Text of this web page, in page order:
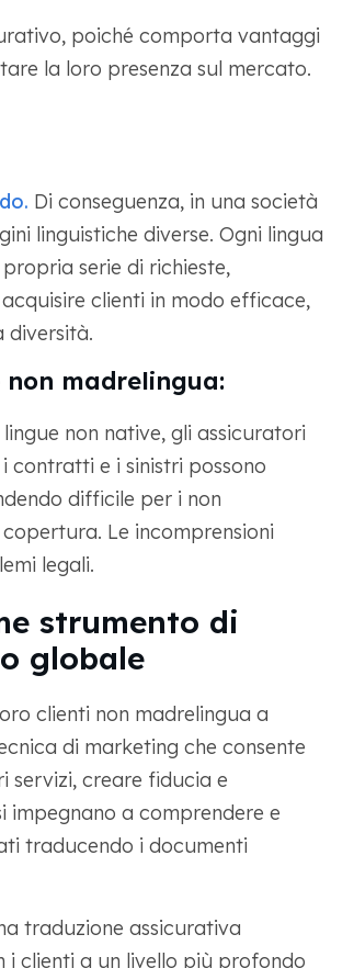
poiché comporta vantaggi
la loro presenza sul mercato.
Di conseguenza, in una società
linguistiche diverse. Ogni lingua
serie di richieste,
clienti in modo efficace,
diversità.
non madrelingua:
non native, gli assicuratori
e i sinistri possono
difficile per i non
Le incomprensioni
legali.
strumento di
globale
clienti non madrelingua a
di marketing che consente
servizi, creare fiducia e
impegnano a comprendere e
traducendo i documenti
traduzione assicurativa
clienti a un livello più profondo